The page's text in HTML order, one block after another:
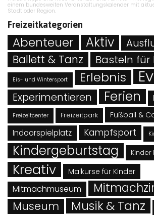
einem bundesweiten Veranstaltungskalender mit
Stadt oder Region.
Freizeitkategorien
Abenteuer Aktiv
Ballett & Tanz Basteln für
Eis- und Wintersport Erlebnis
Experimentieren Ferien
Freizeitcenter Freizeitpark Fußball &
Indoorspielplatz Kampfsport
Kindergeburtstag Kinder
Kreativ Malkurse für Kinder
Mitmachmuseum
Museum Musik & Tanz